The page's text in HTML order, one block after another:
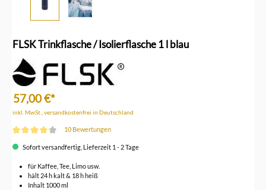
FLSK Trinkflasche / Isolierflasche 1 l blau
57,00 €*
inkl. MwSt., versandkostenfrei in Deutschland
10 Bewertungen
Sofort versandfertig, Lieferzeit 1 - 2 Tage
für Kaffee, Tee, Limo usw.
hält 24 h kalt & 18 h heiß
Inhalt 1000 ml